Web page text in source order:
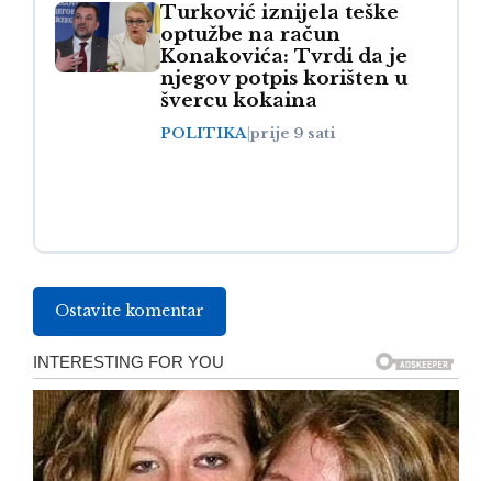
Turković iznijela teške
optužbe na račun
Konakovića: Tvrdi da je
njegov potpis korišten u
švercu kokaina
POLITIKAprije 9 sati
Ostavite komentar